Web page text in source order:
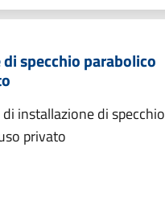
specchio parabolico
installazione di specchio
privato